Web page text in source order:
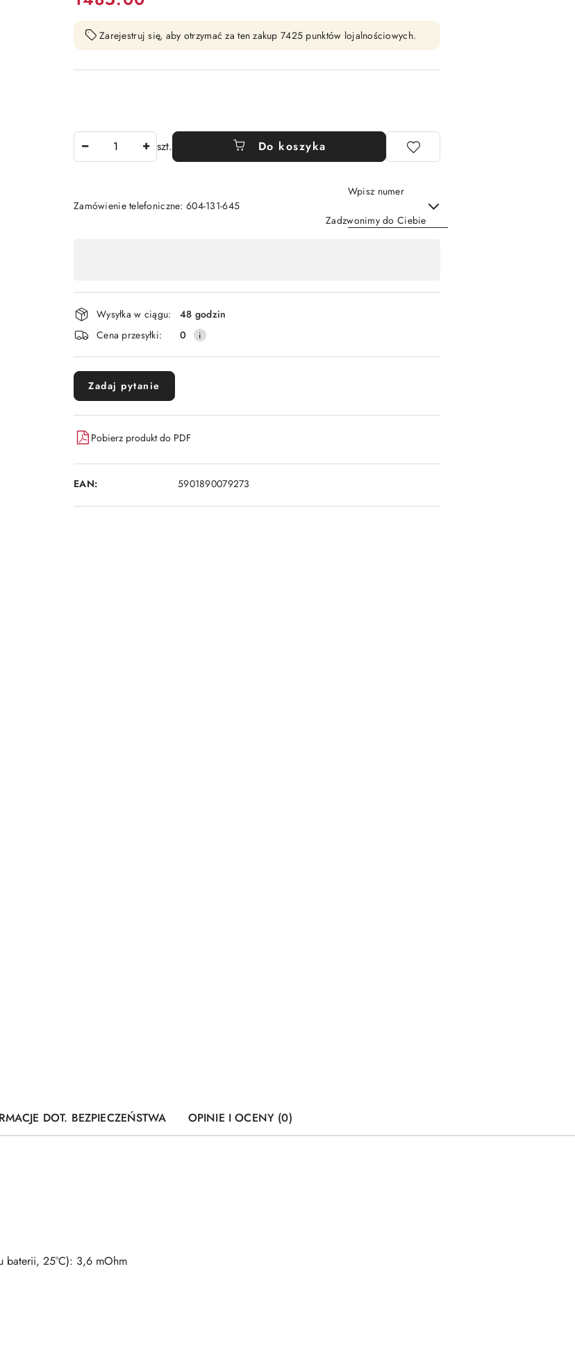
Zarejestruj się, aby otrzymać za ten zakup 7425 punktów lojalnościowych.
szt. Do koszyka
Zamówienie telefoniczne: 604-131-645
Wpisz numer
Zadzwonimy do Ciebie
płatność
i
dostawa
Wysyłka w ciągu:
48 godzin
Cena przesyłki:
0
Zadaj pytanie
Pobierz produkt do PDF
EAN: 5901890079273
DOT. BEZPIECZEŃSTWA OPINIE I OCENY (0)
baterii, 25°C): 3,6 mOhm